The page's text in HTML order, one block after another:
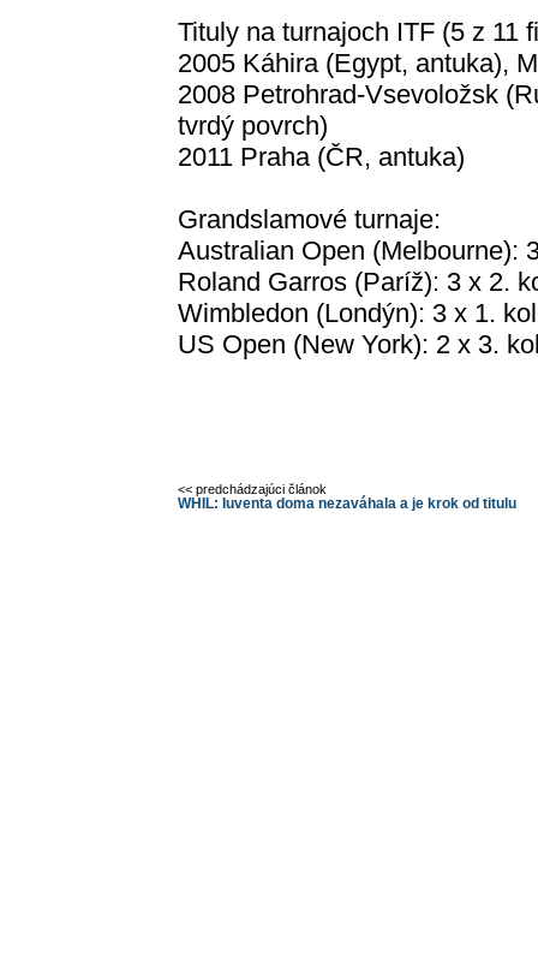
Tituly na turnajoch ITF (5 z 11
2005 Káhira (Egypt, antuka),
2008 Petrohrad-Vsevoložsk
tvrdý povrch)
2011 Praha (ČR, antuka)
Grandslamové turnaje:
Australian Open (Melbourne):
Roland Garros (Paríž): 3 x 2.
Wimbledon (Londýn): 3 x 1.
US Open (New York): 2 x 3.
<< predchádzajúci článok
WHIL: Iuventa doma nezaváhala a je krok od titulu